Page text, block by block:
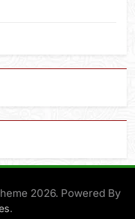
2026. Powered By
.